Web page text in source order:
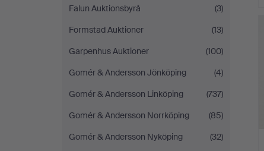
Falun Auktionsbyrå
(3)
Formstad Auktioner
(13)
Garpenhus Auktioner
(100)
Gomér & Andersson Jönköping
(4)
Gomér & Andersson Linköping
(737)
Gomér & Andersson Norrköping
(85)
Gomér & Andersson Nyköping
(32)